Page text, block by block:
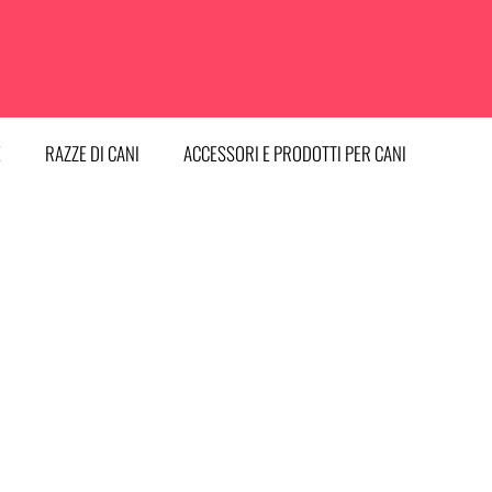
RAZZE DI CANI ACCESSORI E PRODOTTI PER CANI